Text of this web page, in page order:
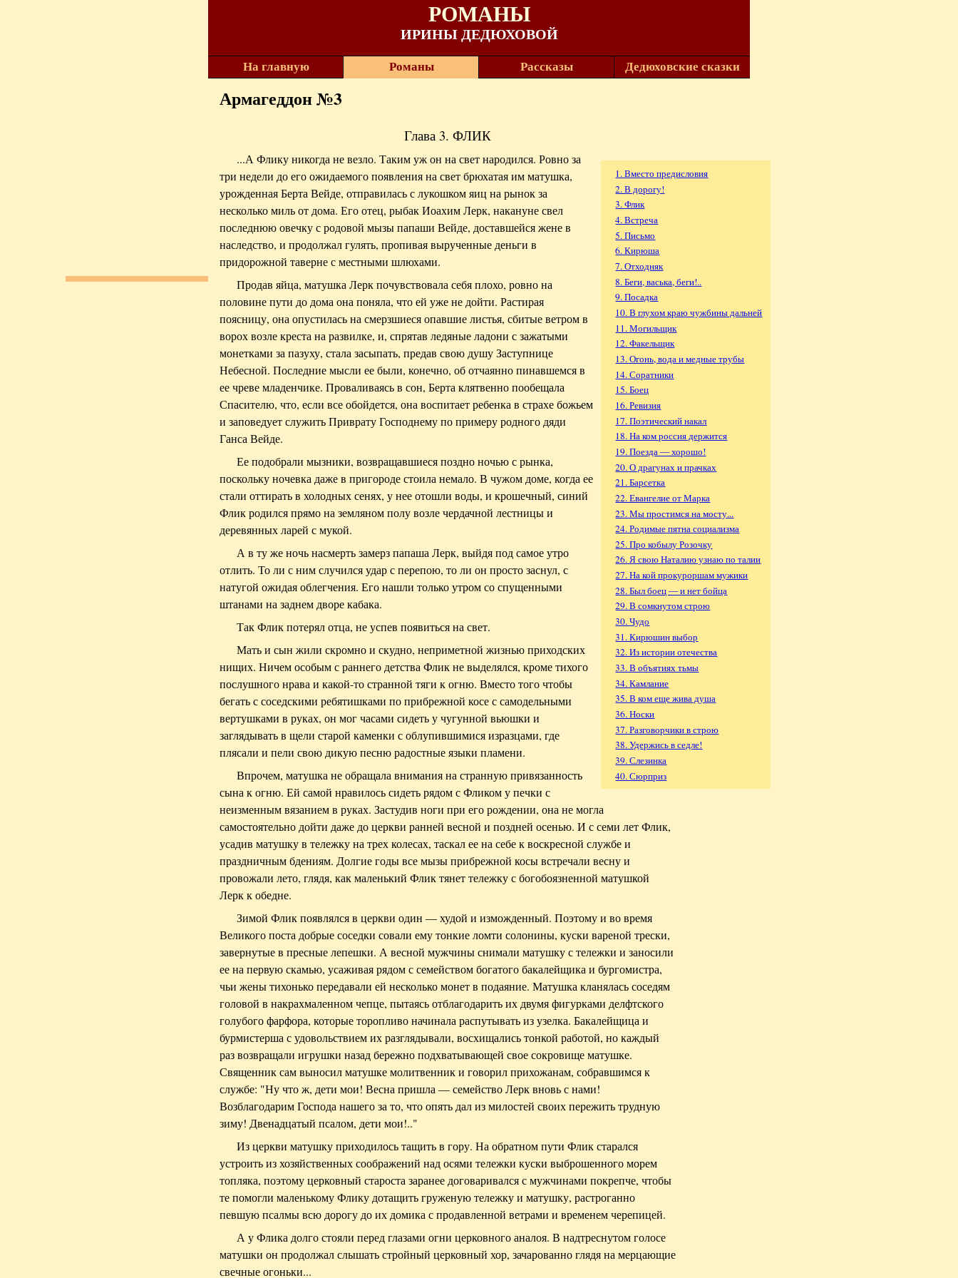
РОМАНЫ
ИРИНЫ ДЕДЮХОВОЙ
На главную Романы Рассказы Дедюховские сказки
Армагеддон №3
Глава 3. ФЛИК
1. Вместо предисловия
2. В дорогу!
3. Флик
4. Встреча
5. Письмо
6. Кирюша
7. Отходняк
8. Беги, васька, беги!..
9. Посадка
10. В глухом краю чужбины дальней
11. Могильщик
12. Факельщик
13. Огонь, вода и медные трубы
14. Соратники
15. Боец
16. Ревизия
17. Поэтический накал
18. На ком россия держится
19. Поезда — хорошо!
20. О драгунах и прачках
21. Барсетка
22. Евангелие от Марка
23. Мы простимся на мосту...
24. Родимые пятна социализма
25. Про кобылу Розочку
26. Я свою Наталию узнаю по талии
27. На кой прокуроршам мужики
28. Был боец — и нет бойца
29. В сомкнутом строю
30. Чудо
31. Кирюшин выбор
32. Из истории отечества
33. В объятиях тьмы
34. Камлание
35. В ком еще жива душа
36. Носки
37. Разговорчики в строю
38. Удержись в седле!
39. Слезинка
40. Сюрприз
...А Флику никогда не везло. Таким уж он на свет народился. Ровно за
три недели до его ожидаемого появления на свет брюхатая им матушка,
урожденная Берта Вейде, отправилась с лукошком яиц на рынок за
несколько миль от дома. Его отец, рыбак Иоахим Лерк, накануне свел
последнюю овечку с родовой мызы папаши Вейде, доставшейся жене в
наследство, и продолжал гулять, пропивая вырученные деньги в
придорожной таверне с местными шлюхами.
Продав яйца, матушка Лерк почувствовала себя плохо, ровно на
половине пути до дома она поняла, что ей уже не дойти. Растирая
поясницу, она опустилась на смерзшиеся опавшие листья, сбитые ветром в
ворох возле креста на развилке, и, спрятав ледяные ладони с зажатыми
монетками за пазуху, стала засыпать, предав свою душу Заступнице
Небесной. Последние мысли ее были, конечно, об отчаянно пинавшемся в
ее чреве младенчике. Проваливаясь в сон, Берта клятвенно пообещала
Спасителю, что, если все обойдется, она воспитает ребенка в страхе божьем
и заповедует служить Приврату Господнему по примеру родного дяди
Ганса Вейде.
Ее подобрали мызники, возвращавшиеся поздно ночью с рынка,
поскольку ночевка даже в пригороде стоила немало. В чужом доме, когда ее
стали оттирать в холодных сенях, у нее отошли воды, и крошечный, синий
Флик родился прямо на земляном полу возле чердачной лестницы и
деревянных ларей с мукой.
А в ту же ночь насмерть замерз папаша Лерк, выйдя под самое утро
отлить. То ли с ним случился удар с перепою, то ли он просто заснул, с
натугой ожидая облегчения. Его нашли только утром со спущенными
штанами на заднем дворе кабака.
Так Флик потерял отца, не успев появиться на свет.
Мать и сын жили скромно и скудно, неприметной жизнью приходских
нищих. Ничем особым с раннего детства Флик не выделялся, кроме тихого
послушного нрава и какой-то странной тяги к огню. Вместо того чтобы
бегать с соседскими ребятишками по прибрежной косе с самодельными
вертушками в руках, он мог часами сидеть у чугунной вьюшки и
заглядывать в щели старой каменки с облупившимися изразцами, где
плясали и пели свою дикую песню радостные языки пламени.
Впрочем, матушка не обращала внимания на странную привязанность
сына к огню. Ей самой нравилось сидеть рядом с Фликом у печки с
неизменным вязанием в руках. Застудив ноги при его рождении, она не могла
самостоятельно дойти даже до церкви ранней весной и поздней осенью. И с семи лет Флик,
усадив матушку в тележку на трех колесах, таскал ее на себе к воскресной службе и
праздничным бдениям. Долгие годы все мызы прибрежной косы встречали весну и
провожали лето, глядя, как маленький Флик тянет тележку с богобоязненной матушкой
Лерк к обедне.
Зимой Флик появлялся в церкви один — худой и изможденный. Поэтому и во время
Великого поста добрые соседки совали ему тонкие ломти солонины, куски вареной трески,
завернутые в пресные лепешки. А весной мужчины снимали матушку с тележки и заносили
ее на первую скамью, усаживая рядом с семейством богатого бакалейщика и бургомистра,
чьи жены тихонько передавали ей несколько монет в подаяние. Матушка кланялась соседям
головой в накрахмаленном чепце, пытаясь отблагодарить их двумя фигурками делфтского
голубого фарфора, которые торопливо начинала распутывать из узелка. Бакалейщица и
бурмистерша с удовольствием их разглядывали, восхищались тонкой работой, но каждый
раз возвращали игрушки назад бережно подхватывающей свое сокровище матушке.
Священник сам выносил матушке молитвенник и говорил прихожанам, собравшимся к
службе: "Ну что ж, дети мои! Весна пришла — семейство Лерк вновь с нами!
Возблагодарим Господа нашего за то, что опять дал из милостей своих пережить трудную
зиму! Двенадцатый псалом, дети мои!.."
Из церкви матушку приходилось тащить в гору. На обратном пути Флик старался
устроить из хозяйственных соображений над осями тележки куски выброшенного морем
топляка, поэтому церковный староста заранее договаривался с мужчинами покрепче, чтобы
те помогли маленькому Флику дотащить груженую тележку и матушку, растроганно
певшую псалмы всю дорогу до их домика с продавленной ветрами и временем черепицей.
А у Флика долго стояли перед глазами огни церковного аналоя. В надтреснутом голосе
матушки он продолжал слышать стройный церковный хор, зачарованно глядя на мерцающие
свечные огоньки...